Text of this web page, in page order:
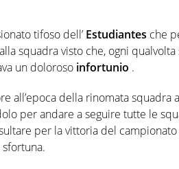
tifoso dell’ Estudiantes che
alla squadra visto che, ogni qualvolta
un doloroso infortunio .
all’epoca della rinomata squadra
per andare a seguire tutte le
per la vittoria del